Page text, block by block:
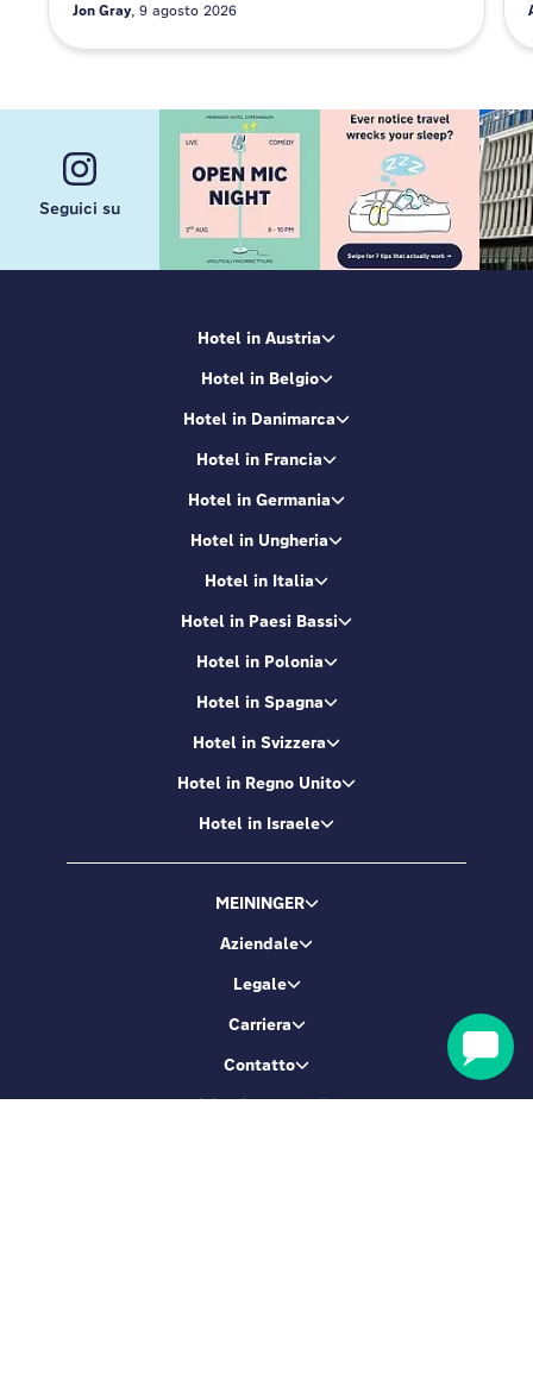
Jon Gray 9 agosto 2026
Seguici su
Hotel in Austria
Hotel in Belgio
Hotel in Danimarca
Hotel in Francia
Hotel in Germania
Hotel in Ungheria
Hotel in Italia
Hotel in Paesi Bassi
Hotel in Polonia
Hotel in Spagna
Hotel in Svizzera
Hotel in Regno Unito
Hotel in Israele
MEININGER
Aziendale
Legale
Carriera
Contatto
Servizio di prenotazione